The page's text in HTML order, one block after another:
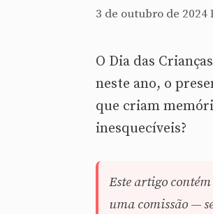
3 de outubro de 2024
O Dia das
neste ano, o
que criam
inesquecíveis?
Este artigo
uma comissão —